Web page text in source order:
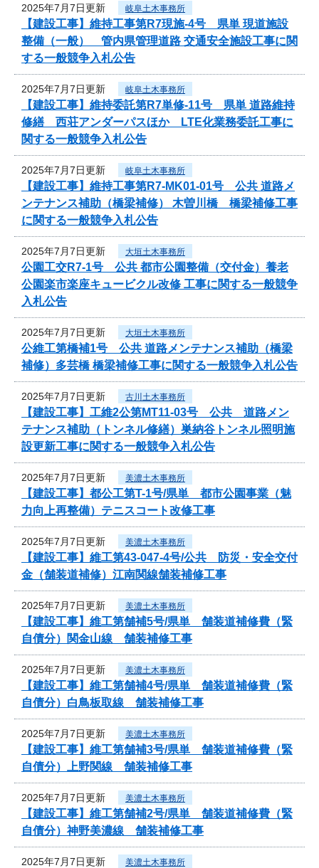
2025年7月7日更新 岐阜土木事務所
【建設工事】維持工事第R7現施-4号 県単 現道施設
整備（一般） 管内県管理道路 交通安全施設工事に関
する一般競争入札公告
2025年7月7日更新 岐阜土木事務所
【建設工事】維持委託第R7単修-11号 県単 道路維持
修繕 西荘アンダーパスほか LTE化業務委託工事に
関する一般競争入札公告
2025年7月7日更新 岐阜土木事務所
【建設工事】維持工事第R7-MK01-01号 公共 道路メ
ンテナンス補助（橋梁補修） 木曽川橋 橋梁補修工事
に関する一般競争入札公告
2025年7月7日更新 大垣土木事務所
公園工交R7-1号 公共 都市公園整備（交付金）養老
公園楽市楽座キュービクル改修 工事に関する一般競争
入札公告
2025年7月7日更新 大垣土木事務所
公維工第橋補1号 公共 道路メンテナンス補助（橋梁
補修）多芸橋 橋梁補修工事に関する一般競争入札公告
2025年7月7日更新 古川土木事務所
【建設工事】工維2公第MT11-03号 公共 道路メン
テナンス補助（トンネル修繕）巣納谷トンネル照明施
設更新工事に関する一般競争入札公告
2025年7月7日更新 美濃土木事務所
【建設工事】都公工第T-1号/県単 都市公園事業（魅
力向上再整備）テニスコート改修工事
2025年7月7日更新 美濃土木事務所
【建設工事】維工第43-047-4号/公共 防災・安全交付
金（舗装道補修）江南関線舗装補修工事
2025年7月7日更新 美濃土木事務所
【建設工事】維工第舗補5号/県単 舗装道補修費（緊
自債分）関金山線 舗装補修工事
2025年7月7日更新 美濃土木事務所
【建設工事】維工第舗補4号/県単 舗装道補修費（緊
自債分）白鳥板取線 舗装補修工事
2025年7月7日更新 美濃土木事務所
【建設工事】維工第舗補3号/県単 舗装道補修費（緊
自債分）上野関線 舗装補修工事
2025年7月7日更新 美濃土木事務所
【建設工事】維工第舗補2号/県単 舗装道補修費（緊
自債分）神野美濃線 舗装補修工事
2025年7月7日更新 美濃土木事務所